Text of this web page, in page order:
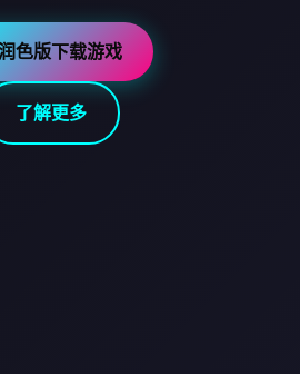
色版下载游戏
了解更多